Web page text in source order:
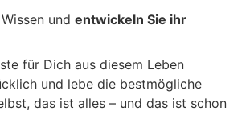
und entwickeln Sie ihr
für Dich aus diesem Leben
und lebe die bestmögliche
das ist alles – und das ist schon